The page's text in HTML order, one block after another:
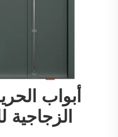
أبواب
الزجاجية